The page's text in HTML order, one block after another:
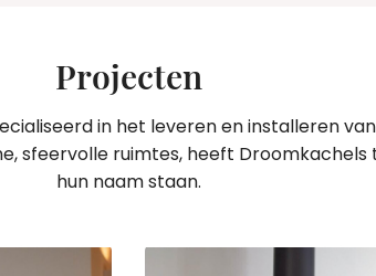
Projecten
in het leveren en installeren
sfeervolle ruimtes, heeft
hun naam staan.